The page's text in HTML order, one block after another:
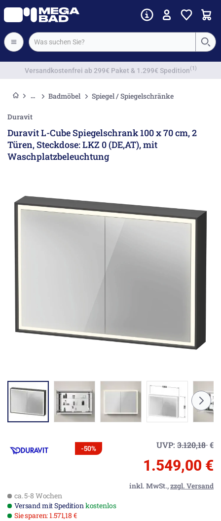
Vorkassenrabatt
Badmöbel Spiegel / Spiegelschränke
Duravit
Duravit L-Cube Spiegelschrank 100 x 70 cm, 2
Türen, Steckdose: LKZ 0 (DE,AT), mit
Waschplatzbeleuchtung
-50% UVP: 3.120,18€
1.549,00 €
inkl. MwSt.,zzgl. Versand
ca. 5-8 Wochen
Versand mit Speditionkostenlos
Sie sparen: 1.571,18 €